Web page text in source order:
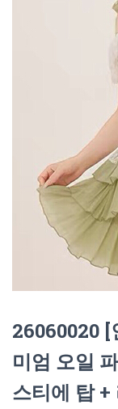
26060020 [
미엄 오일
스티에 탑